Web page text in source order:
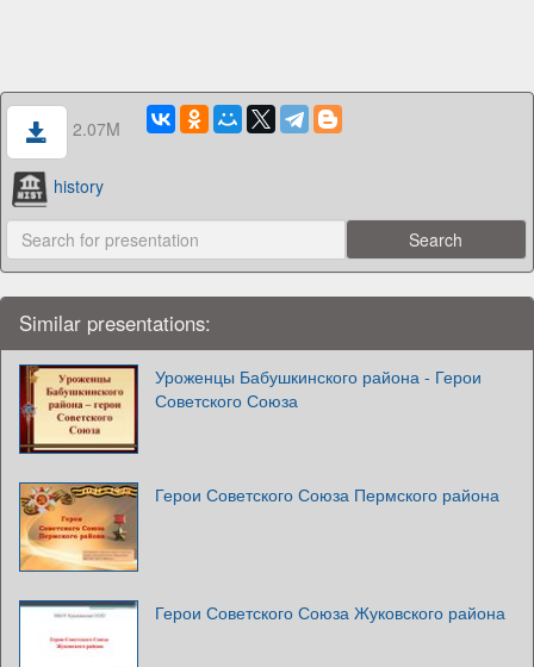
2.07M
history
Similar presentations:
Уроженцы Бабушкинского района - Герои
Советского Союза
Герои Советского Союза Пермского района
Герои Советского Союза Жуковского района